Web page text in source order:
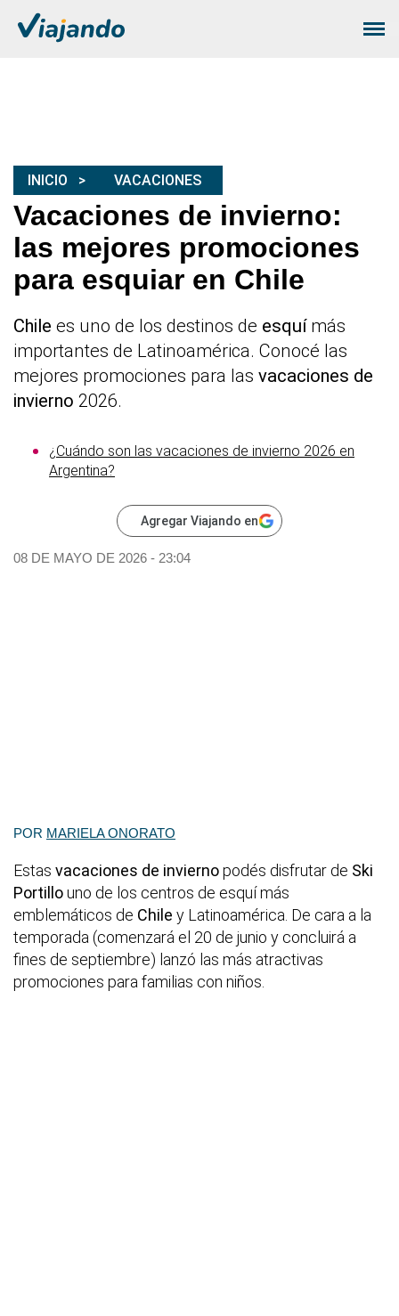
INICIO VACACIONES
Vacaciones de invierno:
las mejores promociones
para esquiar en Chile
Chile es uno de los destinos de esquímás
importantes de Latinoamérica. Conocé las
mejores promociones para las vacaciones de
invierno 2026.
¿Cuándo son las vacaciones de invierno 2026 en
Argentina?
Agregar Viajando en
08 DE MAYO DE 2026 - 23:04
POR MARIELA ONORATO
Estas vacaciones de inviernopodés disfrutar de Ski
Portillouno de los centros de esquí más
emblemáticos de Chile y Latinoamérica. De cara a la
temporada (comenzará el 20 de junio y concluirá a
fines de septiembre) lanzó las más atractivas
promociones para familias con niños.